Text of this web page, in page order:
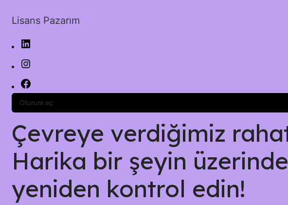
Lisans Pazarım
Oturum aç
Çevreye verdiğimiz
Harika bir şeyin üzerinde
yeniden kontrol edin!